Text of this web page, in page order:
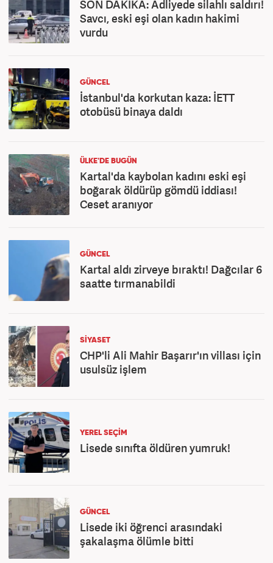
SON DAKİKA: Adliyede silahlı saldırı!
Savcı, eski eşi olan kadın hakimi
vurdu
GÜNCEL
İstanbul'da korkutan kaza: İETT
otobüsü binaya daldı
ÜLKE'DE BUGÜN
Kartal'da kaybolan kadını eski eşi
boğarak öldürüp gömdü iddiası!
Ceset aranıyor
GÜNCEL
Kartal aldı zirveye bıraktı! Dağcılar 6
saatte tırmanabildi
SİYASET
CHP'li Ali Mahir Başarır'ın villası için
usulsüz işlem
YEREL SEÇİM
Lisede sınıfta öldüren yumruk!
GÜNCEL
Lisede iki öğrenci arasındaki
şakalaşma ölümle bitti